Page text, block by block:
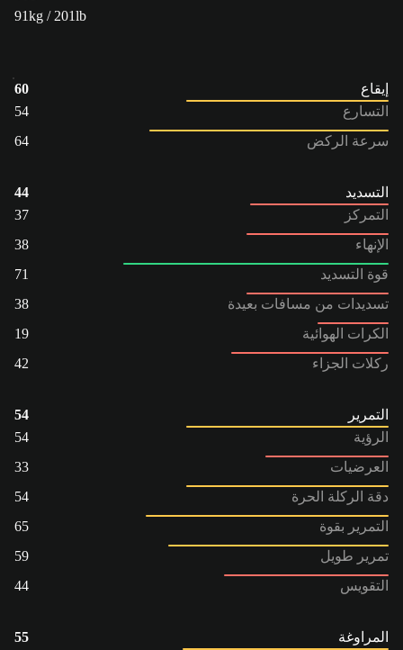
91kg / 201lb
إيقاع
60
التسارع
54
سرعة الركض
64
التسديد
44
التمركز
37
الإنهاء
38
قوة التسديد
71
تسديدات من مسافات بعيدة
38
الكرات الهوائية
19
ركلات الجزاء
42
التمرير
54
الرؤية
54
العرضيات
33
دقة الركلة الحرة
54
التمرير بقوة
65
تمرير طويل
59
التقويس
44
المراوغة
55